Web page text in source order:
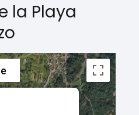
la Playa